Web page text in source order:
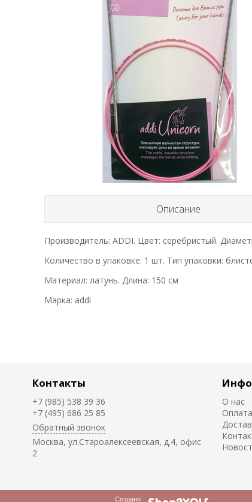
Описание
Производитель: ADDI. Цвет: серебристый.
Количество в упаковке: 1 шт. Тип упаковки:
Материал: латунь. Длина: 150 см
Марка: addi
Контакты
+7 (985) 538 39 36
+7 (495) 686 25 85
Обратный звонок
Москва, ул.Староалексеевская, д.4, офис
2
О нас
Оплата
Создано